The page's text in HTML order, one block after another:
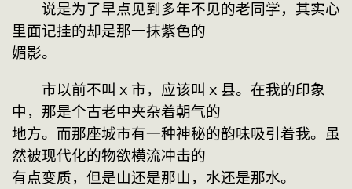
说是为了早点见到多年不见的老同学，其实心
里面记挂的却是那一抹紫色的
媚影。
市以前不叫ｘ市，应该叫ｘ县。在我的印象
中，那是个古老中夹杂着朝气的
地方。而那座城市有一种神秘的韵味吸引着我。虽
然被现代化的物欲横流冲击的
有点变质，但是山还是那山，水还是那水。